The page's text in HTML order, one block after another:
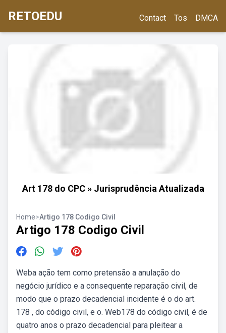
RETOEDU Contact Tos DMCA
Art 178 do CPC » Jurisprudência Atualizada
Home>Artigo 178 Codigo Civil
Artigo 178 Codigo Civil
Weba ação tem como pretensão a anulação do
negócio jurídico e a consequente reparação civil, de
modo que o prazo decadencial incidente é o do art.
178 , do código civil, e o. Web178 do código civil, é de
quatro anos o prazo decadencial para pleitear a